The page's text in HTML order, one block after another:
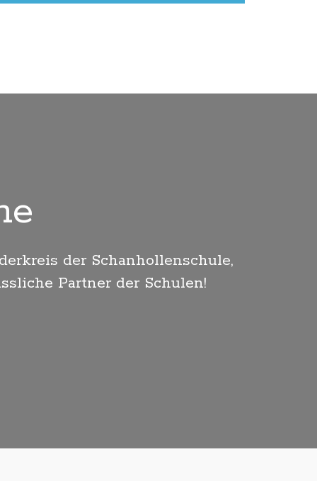
der Schanhollenschule,
Partner der Schulen!